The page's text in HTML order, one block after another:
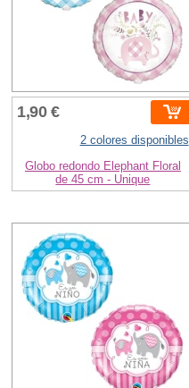
1,90 €
2 colores disponibles
Globo redondo Elephant Floral
de 45 cm - Unique